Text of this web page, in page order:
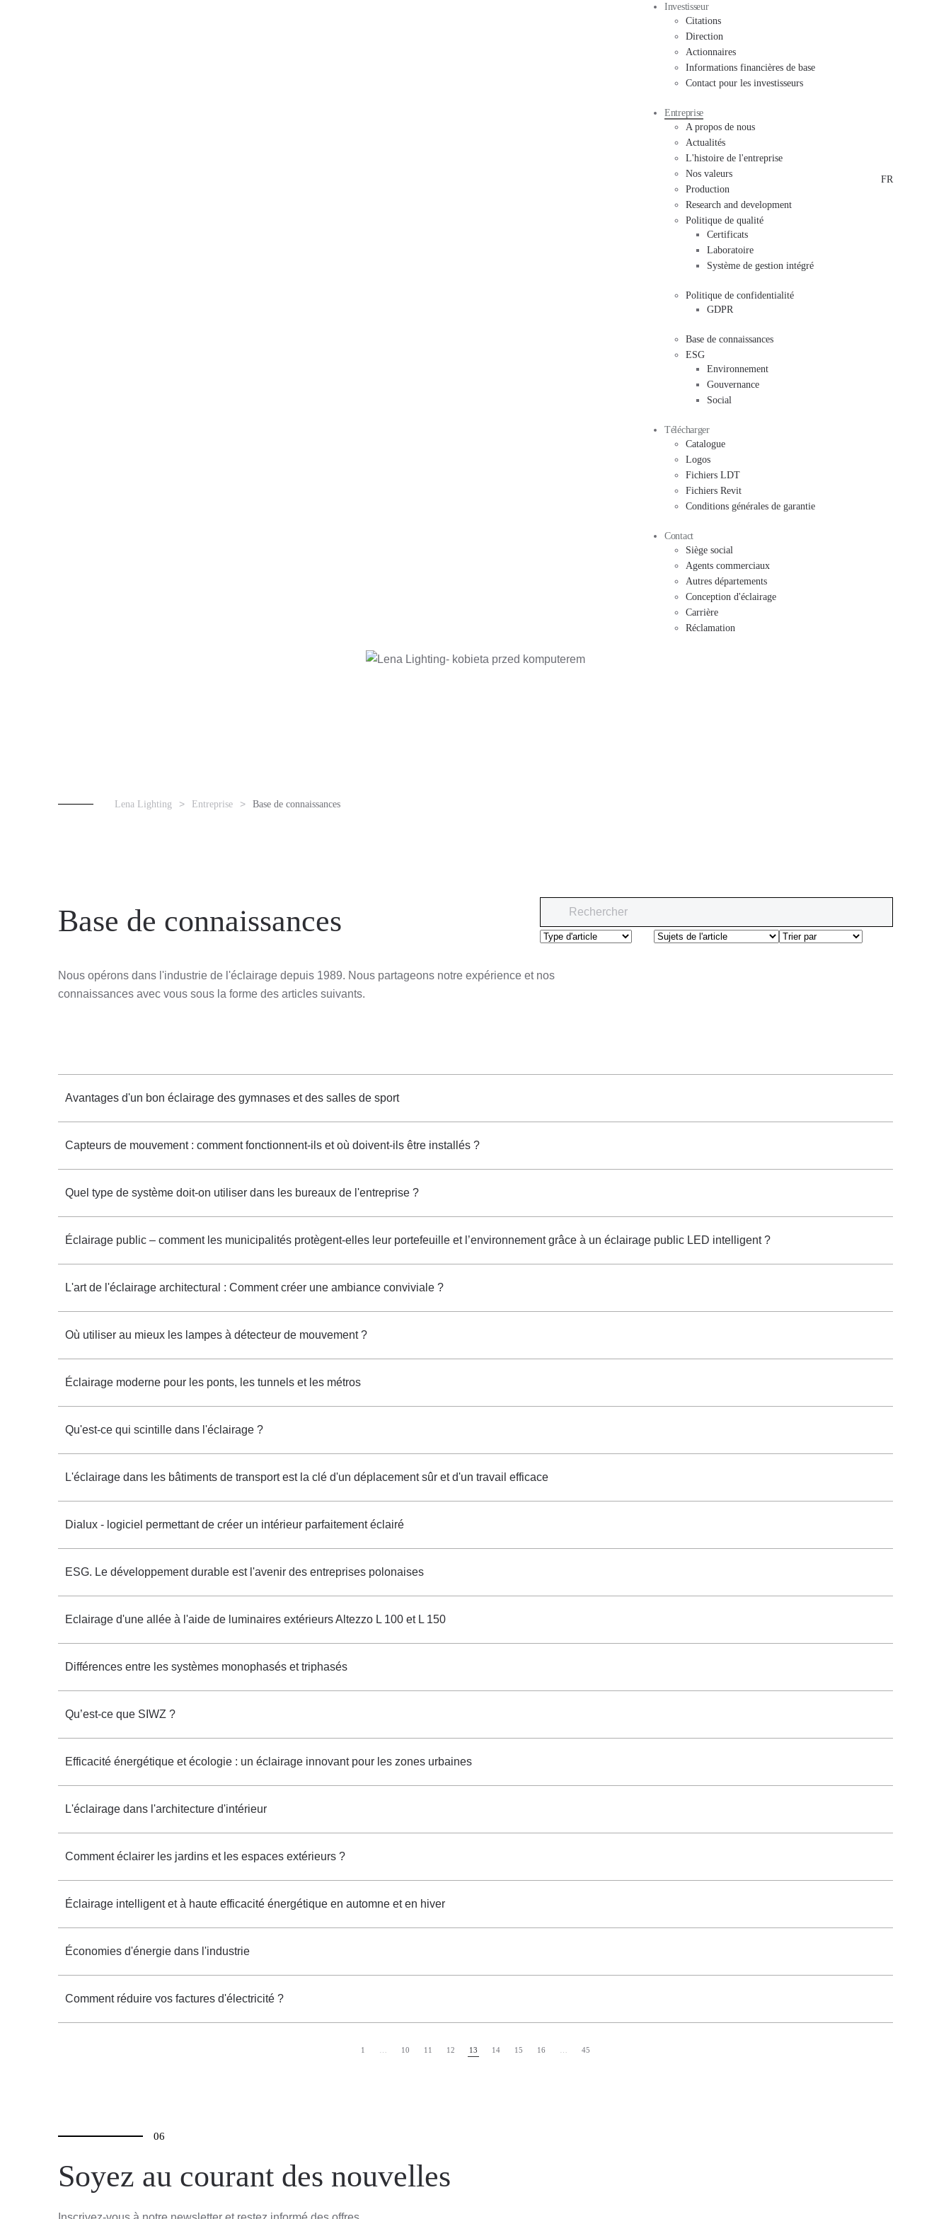
Investisseur
Citations
Direction
Actionnaires
Informations financières de base
Contact pour les investisseurs
Entreprise
A propos de nous
Actualités
L'histoire de l'entreprise
Nos valeurs
Production
Research and development
Politique de qualité
Certificats
Laboratoire
Système de gestion intégré
Politique de confidentialité
GDPR
Base de connaissances
ESG
Environnement
Gouvernance
Social
Télécharger
Catalogue
Logos
Fichiers LDT
Fichiers Revit
Conditions générales de garantie
Contact
Siège social
Agents commerciaux
Autres départements
Conception d'éclairage
Carrière
Réclamation
FR
Lena Lighting Entreprise Base de connaissances
Base de connaissances
Nous opérons dans l'industrie de l'éclairage depuis 1989. Nous partageons notre expérience et nos
connaissances avec vous sous la forme des articles suivants.
Avantages d'un bon éclairage des gymnases et des salles de sport
Capteurs de mouvement : comment fonctionnent-ils et où doivent-ils être installés ?
Quel type de système doit-on utiliser dans les bureaux de l'entreprise ?
Éclairage public – comment les municipalités protègent-elles leur portefeuille et l’environnement grâce à un éclairage public LED intelligent ?
L'art de l'éclairage architectural : Comment créer une ambiance conviviale ?
Où utiliser au mieux les lampes à détecteur de mouvement ?
Éclairage moderne pour les ponts, les tunnels et les métros
Qu'est-ce qui scintille dans l'éclairage ?
L'éclairage dans les bâtiments de transport est la clé d'un déplacement sûr et d'un travail efficace
Dialux - logiciel permettant de créer un intérieur parfaitement éclairé
ESG. Le développement durable est l'avenir des entreprises polonaises
Eclairage d'une allée à l'aide de luminaires extérieurs Altezzo L 100 et L 150
Différences entre les systèmes monophasés et triphasés
Qu’est-ce que SIWZ ?
Efficacité énergétique et écologie : un éclairage innovant pour les zones urbaines
L'éclairage dans l'architecture d'intérieur
Comment éclairer les jardins et les espaces extérieurs ?
Éclairage intelligent et à haute efficacité énergétique en automne et en hiver
Économies d'énergie dans l'industrie
Comment réduire vos factures d'électricité ?
1 10 11 12 13 14 15 16 45
06
Soyez au courant des nouvelles